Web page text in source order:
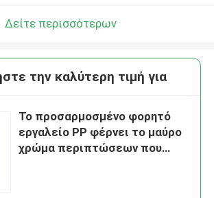
Δείτε περισσότερων
την καλύτερη τιμή για
Το προσαρμοσμένο φορητό
εργαλείο PP φέρνει το μαύρο
χρώμα περιπτώσεων που